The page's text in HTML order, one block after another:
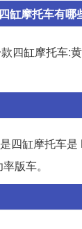
缸摩托车有哪
四缸摩托车:
四缸摩托车
版车。